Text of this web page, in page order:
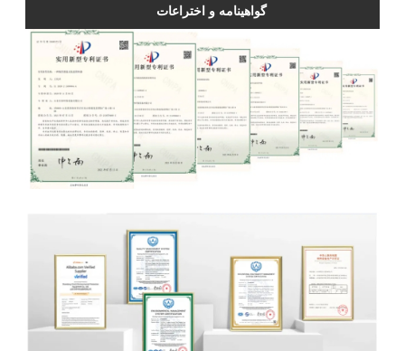
گواهینامه و اختراعات